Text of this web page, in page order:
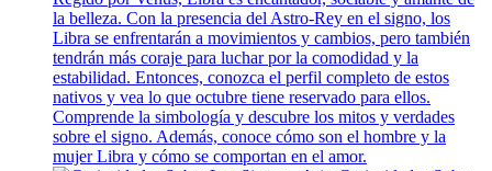
la belleza. Con la presencia del Astro-Rey en el signo, los
Libra se enfrentarán a movimientos y cambios, pero también
tendrán más coraje para luchar por la comodidad y la
estabilidad. Entonces, conozca el perfil completo de estos
nativos y vea lo que octubre tiene reservado para ellos.
Comprende la simbología y descubre los mitos y verdades
sobre el signo. Además, conoce cómo son el hombre y la
mujer Libra y cómo se comportan en el amor.